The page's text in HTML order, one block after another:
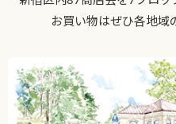
お買い物はぜひ各地域